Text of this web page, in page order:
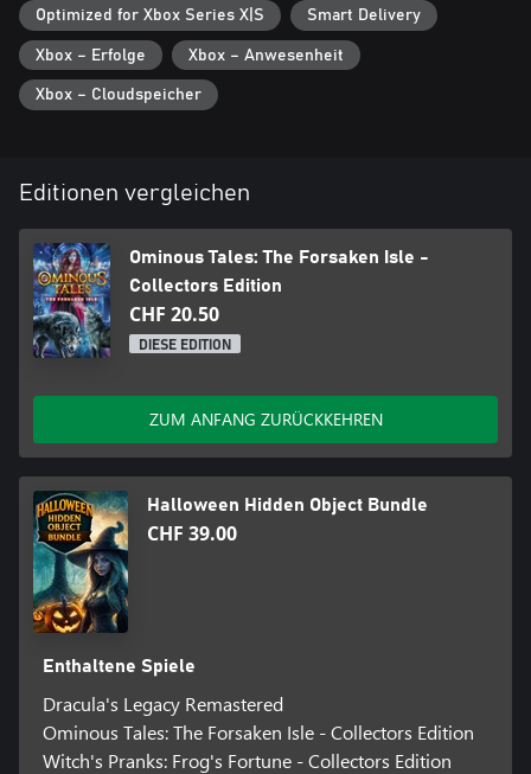
Optimized for Xbox Series X|S Smart Delivery
Xbox – Erfolge Xbox – Anwesenheit
Xbox – Cloudspeicher
Editionen vergleichen
Ominous Tales: The Forsaken Isle -
Collectors Edition
CHF 20.50
DIESE EDITION
ZUM ANFANG ZURÜCKKEHREN
Halloween Hidden Object Bundle
CHF 39.00
Enthaltene Spiele
Dracula's Legacy Remastered
Ominous Tales: The Forsaken Isle - Collectors Edition
Witch's Pranks: Frog's Fortune - Collectors Edition